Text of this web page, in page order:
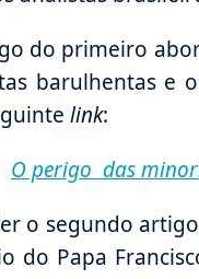
do primeiro
barulhentas e
link:
O perigo das
o segundo
do Papa